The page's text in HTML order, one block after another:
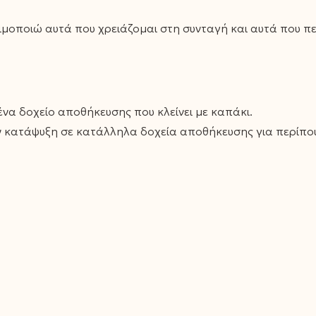
αυτά που χρειάζομαι στη συνταγή και αυτά που
δοχείο αποθήκευσης που κλείνει με καπάκι.
σε κατάλληλα δοχεία αποθήκευσης για